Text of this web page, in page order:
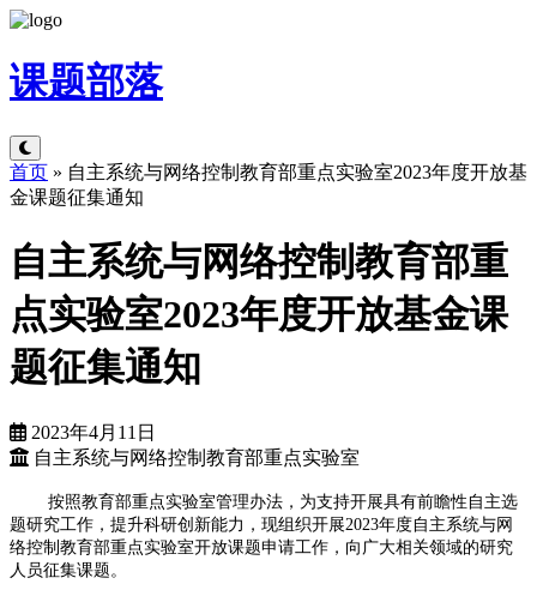
课题部落
首页 » 自主系统与网络控制教育部重点实验室2023年度开放基
金课题征集通知
自主系统与网络控制教育部重
点实验室2023年度开放基金课
题征集通知
2023年4月11日
自主系统与网络控制教育部重点实验室
按照教育部重点实验室管理办法，为支持开展具有前瞻性自主选
题研究工作，提升科研创新能力，现组织开展2023年度自主系统与网
络控制教育部重点实验室开放课题申请工作，向广大相关领域的研究
人员征集课题。